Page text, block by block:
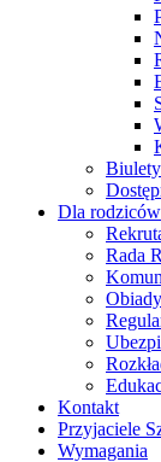
Dla rodziców
Rada
Kontakt
Przyjaciele
Wymagania